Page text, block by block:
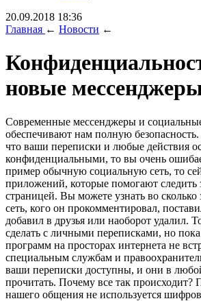
20.09.2018 18:36
Главная ← Новости ←
новые
Современные мессенджеры и
обеспечивают нам полную
что ваши переписки и любые действия
конфиденциальными, то вы очень
пример обычную социальную сеть, то
приложений, которые помогают следить
страницей. Вы можете узнать во сколько
сеть, кого он прокомментировал,
добавил в друзья или наоборот удалил.
сделать с личными переписками, но
программ на просторах интернета не
специальным службам и
ваши переписки доступны, и они в
прочитать. Почему все так происходит?
нашего общения не используется